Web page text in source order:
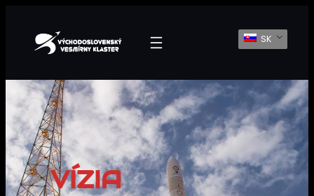
Obsah
SK
VÍZIA